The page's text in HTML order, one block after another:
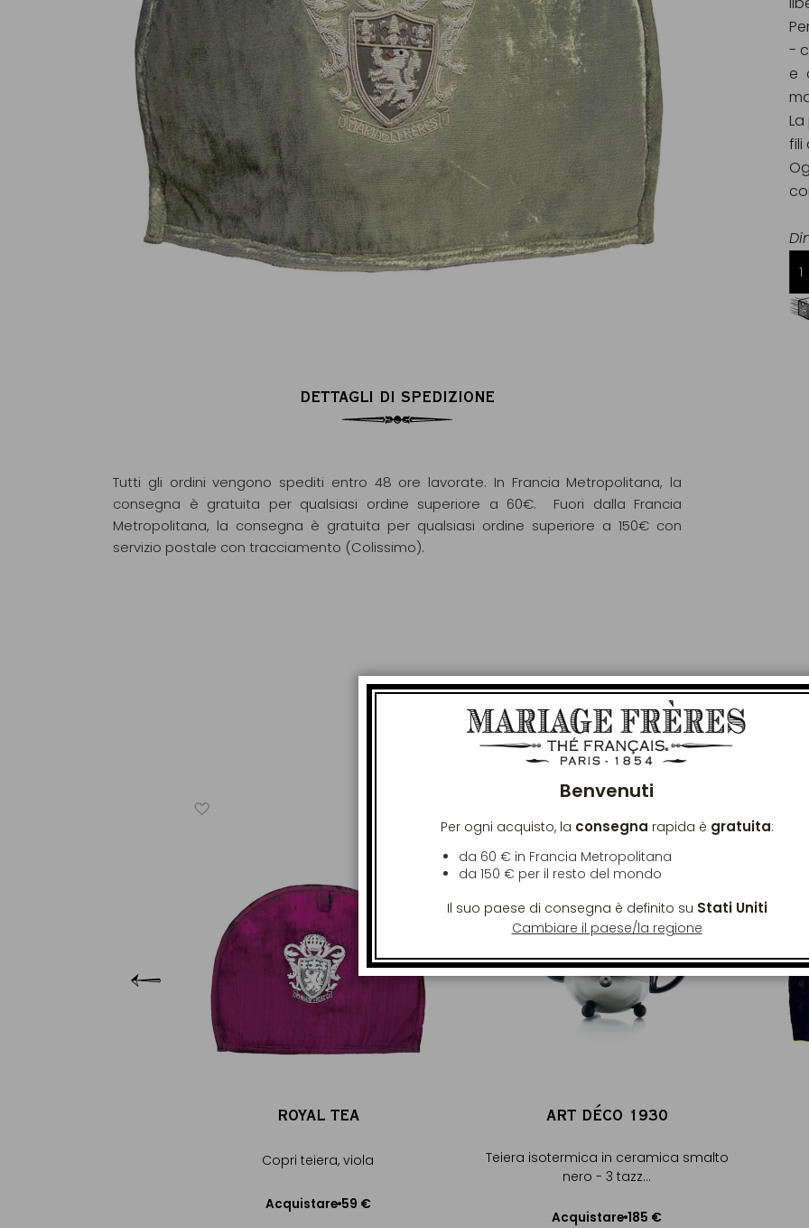
-
e
fili
DETTAGLI DI SPEDIZIONE
Tutti gli ordini vengono spediti entro 48 ore lavorate. In Francia Metropolitana, la
consegna è gratuita per qualsiasi ordine superiore a 60€. Fuori dalla Francia
Metropolitana, la consegna è gratuita per qualsiasi ordine superiore a 150€ con
servizio postale con tracciamento (Colissimo).
LE PIACERÀ ANCHE
ROYAL TEA
Copri teiera, viola
Acquistare 59 €
ART DÉCO 1930
Teiera isotermica in ceramica smalto
nero - 3 tazz...
Acquistare 185 €
Benvenuti
Per ogni acquisto, la consegna rapida è gratuita:
da 60 € in Francia Metropolitana
da 150 € per il resto del mondo
Il suo paese di consegna è definito su Stati Uniti
Cambiare il paese/la regione